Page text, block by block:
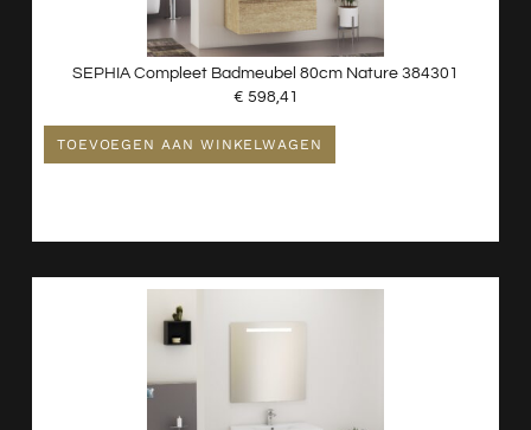
SEPHIA Compleet Badmeubel 80cm Nature 384301
€ 598,41
TOEVOEGEN AAN WINKELWAGEN